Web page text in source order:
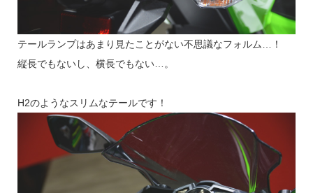
テールランプはあまり見たことがない不思議なフォルム…！
縦長でもないし、横長でもない…。
H2のようなスリムなテールです！